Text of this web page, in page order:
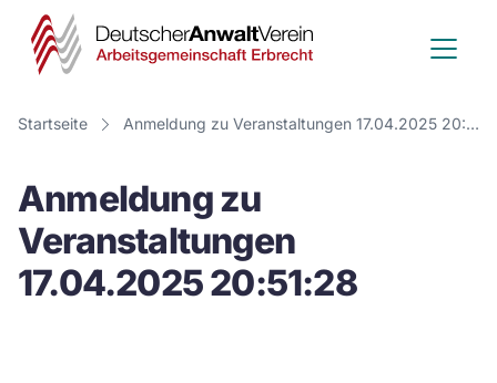
Deutscher
Anwalt
Verein
Startseite Anmeldung zu Veranstaltungen 17.04.2025 20:51:28
Anmeldung zu
Veranstaltungen
17.04.2025 20:51:28